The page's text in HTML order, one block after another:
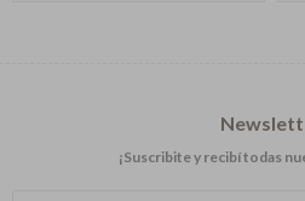
¡Suscribite y recibí todas